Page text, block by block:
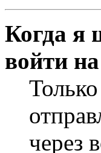
Когда я
войти
через